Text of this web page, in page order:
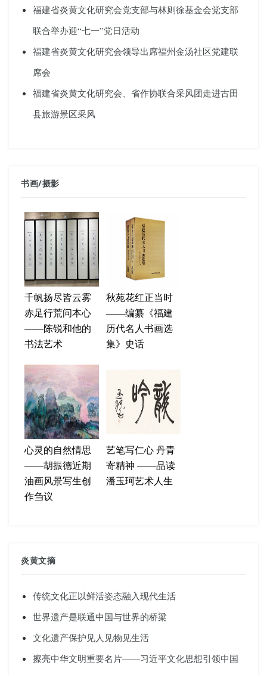
福建省炎黄文化研究会党支部与林则徐基金会党支部
联合举办迎“七一”党日活动
福建省炎黄文化研究会领导出席福州金汤社区党建联
席会
福建省炎黄文化研究会、省作协联合采风团走进古田
县旅游景区采风
书画/摄影
千帆扬尽皆云雾
赤足行荒问本心
——陈锐和他的
书法艺术
秋苑花红正当时
——编纂《福建
历代名人书画选
集》史话
心灵的自然情思
——胡振德近期
油画风景写生创
作刍议
艺笔写仁心 丹青
寄精神 ——品读
潘玉珂艺术人生
炎黄文摘
传统文化正以鲜活姿态融入现代生活
世界遗产是联通中国与世界的桥梁
文化遗产保护见人见物见生活
擦亮中华文明重要名片——习近平文化思想引领中国